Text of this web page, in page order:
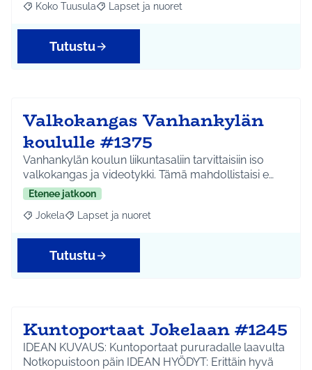
Rajaa tulokset aihepiirin mukaan: Koko Tuusula
Koko Tuusula Rajaa tulokset teeman mukaan: Lapset ja
Lapset ja nuoret
Tutustu
Valkokangas Vanhankylän
koululle #1375
Vanhankylän koulun liikuntasaliin tarvittaisiin iso
valkokangas ja videotykki. Tämä mahdollistaisi e…
Etenee jatkoon
Rajaa tulokset aihepiirin mukaan: Jokela
Jokela Rajaa tulokset teeman mukaan: Lapset ja nuoret
Lapset ja nuoret
Tutustu
Kuntoportaat Jokelaan #1245
IDEAN KUVAUS: Kuntoportaat pururadalle laavulta
Notkopuistoon päin IDEAN HYÖDYT: Erittäin hyvä